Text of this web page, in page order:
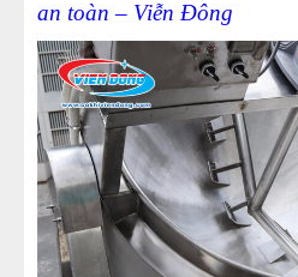
an toàn – Viễn Đông